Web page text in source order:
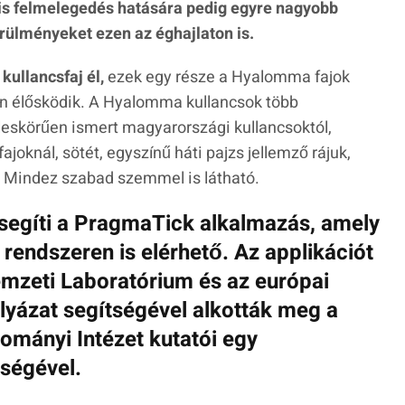
felmelegedés hatására pedig egyre nagyobb
ezen az éghajlaton is.
él,ezek egy része a Hyalomma fajok
élősködik. A Hyalomma kullancsok több
ismert magyarországi kullancsoktól,
sötét, egyszínű háti pajzs jellemző rájuk,
szabad szemmel is látható.
a PragmaTick alkalmazás, amely
is elérhető. Az applikációt
Laboratórium és az európai
segítségével alkották meg a
Intézet kutatói egy